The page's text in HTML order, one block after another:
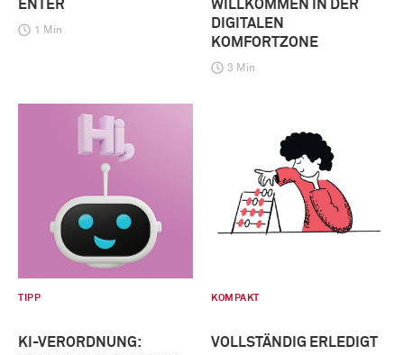
ENTER
1 Min
WILLKOMMEN IN DER
DIGITALEN
KOMFORTZONE
3 Min
TIPP
KI-VERORDNUNG:
KOMPAKT
VOLLSTÄNDIG ERLEDIGT